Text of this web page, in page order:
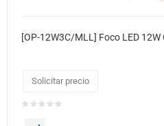
[OP-12W3C/MLL] Foco LED 12W
Solicitar precio